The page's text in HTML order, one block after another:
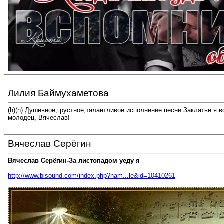
Лилия Баймухаметова
(h)(h) Душевное,грустное,талантливое исполнение песни Заклятье
молодец, Вячеслав!
Вячеслав Серёгин
Вячеслав Серёгин-За листопадом уеду я
http://www.bisound.com/index.php?nam...le&id=10410261